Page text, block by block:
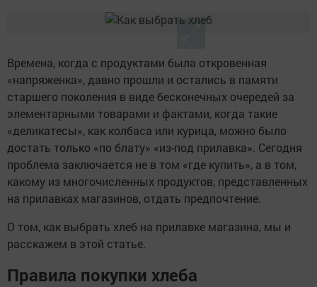
Времена, когда с продуктами была откровенная
«напряженка», давно прошли и остались в памяти
старшего поколения в виде бесконечных очередей за
элементарными товарами и фактами, когда такие
«деликатесы», как колбаса или курица, можно было
достать только «по блату» «из-под прилавка». Сегодня
проблема заключается не в том «где купить», а в том,
какому из многочисленных продуктов, представленных
на прилавках магазинов, отдать предпочтение.
О том, как выбрать хлеб на прилавке магазина, мы и
расскажем в этой статье.
Правила покупки хлеба